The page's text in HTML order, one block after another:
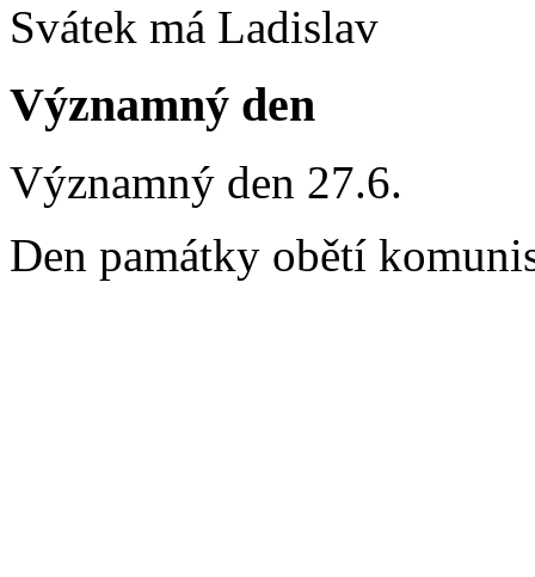
Svátek má Ladislav
Významný den
Významný den 27.6.
Den památky obětí